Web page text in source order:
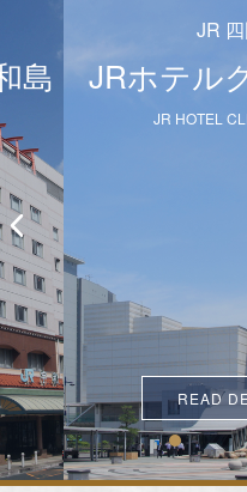
島
JR
JRホテル
JR HOTEL
READ